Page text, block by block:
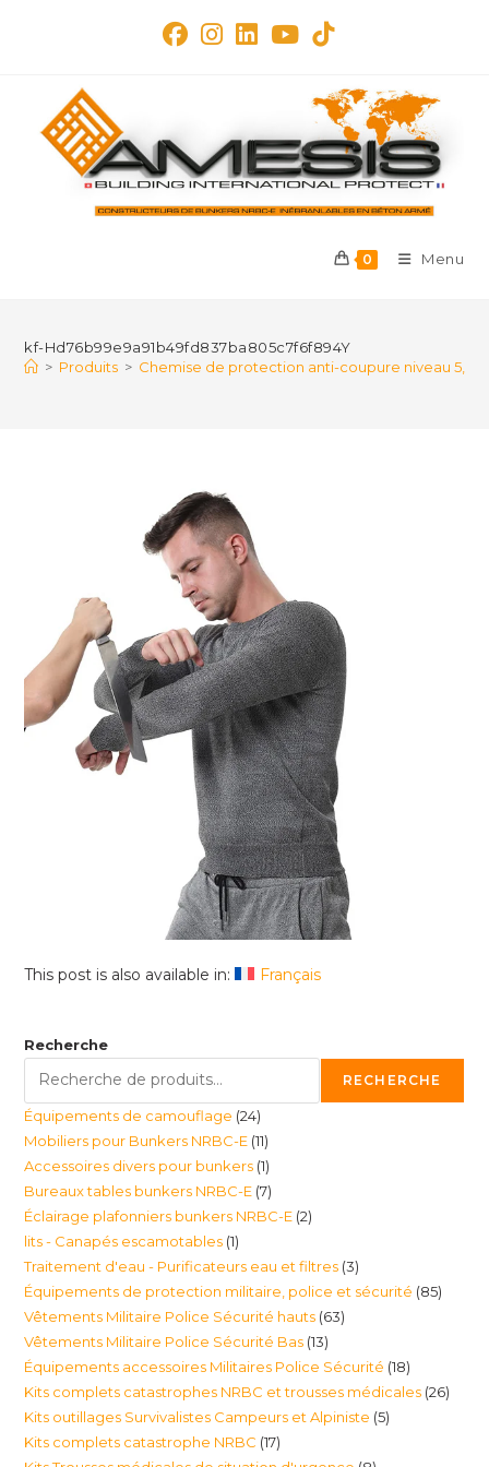
0 Menu
kf-Hd76b99e9a91b49fd837ba805c7f6f894Y
> Produits > Chemise de protection anti-coupure niveau 5,
This post is also available in: Français
Recherche
RECHERCHE
Équipements de camouflage 2424
produits
Mobiliers pour Bunkers NRBC-E 1111
produits
Accessoires divers pour bunkers 11
produit
Bureaux tables bunkers NRBC-E 77
produits
Éclairage plafonniers bunkers NRBC-E 22
lits - Canapés escamotables 11
produit
Traitement d'eau - Purificateurs eau et filtres 33
produits
Équipements de protection militaire, police et sécurité 8585
Vêtements Militaire Police Sécurité hauts 6363
Vêtements Militaire Police Sécurité Bas 1313
produits
Équipements accessoires Militaires Police Sécurité 1818
produits
Kits complets catastrophes NRBC et trousses médicales 2626
Kits outillages Survivalistes Campeurs et Alpiniste 55
Kits complets catastrophe NRBC 1717